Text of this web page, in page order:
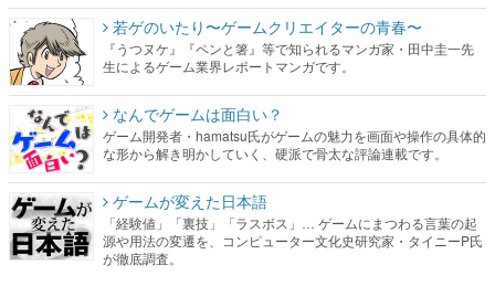
若ゲのいたり〜ゲームクリエイターの青春〜
『うつヌケ』『ペンと箸』等で知られるマンガ家・田中圭一先
生によるゲーム業界レポートマンガです。
なんでゲームは面白い？
ゲーム開発者・hamatsu氏がゲームの魅力を画面や操作の具体的
な形から解き明かしていく、硬派で骨太な評論連載です。
ゲームが変えた日本語
「経験値」「裏技」「ラスボス」… ゲームにまつわる言葉の起
源や用法の変遷を、コンピューター文化史研究家・タイニーP氏
が徹底調査。